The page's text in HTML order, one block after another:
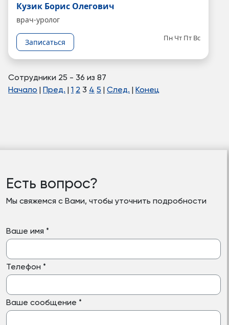
Кузик Борис Олегович
врач-уролог
Записаться Пн Чт Пт Вс
Сотрудники 25 - 36 из 87
Начало | Пред. | 1 2 3 4 5 | След. | Конец
Есть вопрос?
Мы свяжемся с Вами, чтобы уточнить подробности
Ваше имя *
Телефон *
Ваше сообщение *